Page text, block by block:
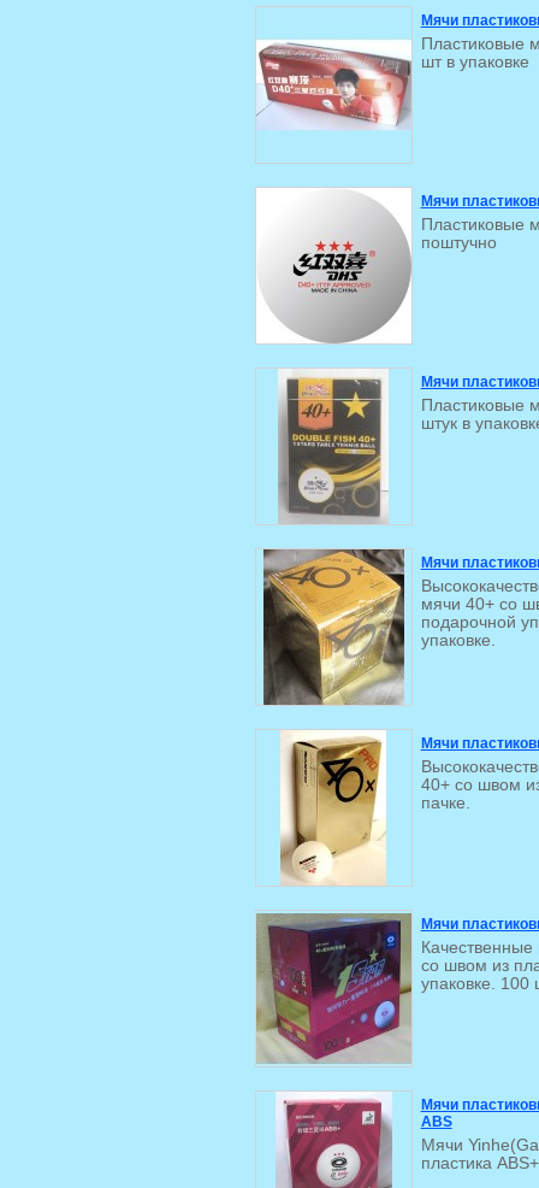
Мячи
Пластиковые
шт в упаковке
Мячи
Пластиковые
поштучно
Мячи
Пластиковые
штук в
Мячи
мячи 40+ со
подарочной
упаковке.
Мячи
40+ со швом
пачке.
Мячи
со швом из
упаковке. 100
Мячи
ABS
Мячи
пластика